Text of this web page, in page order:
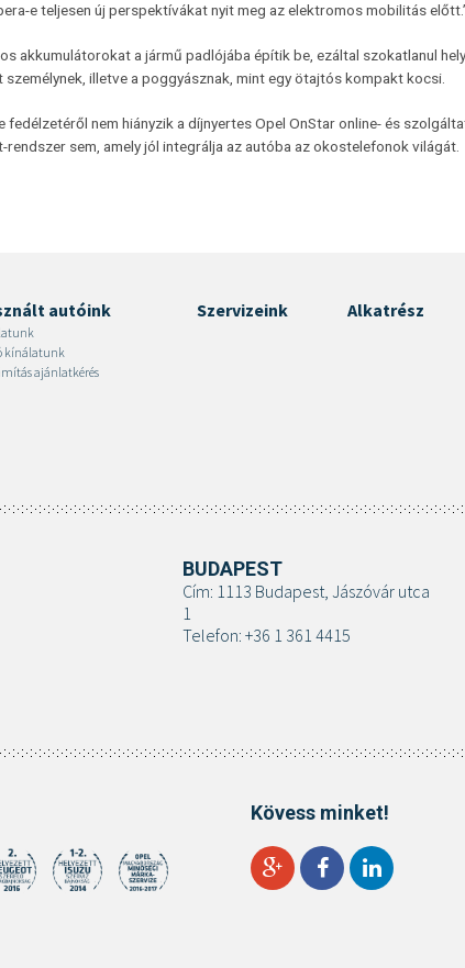
e teljesen új perspektívákat nyit meg az elektromos mobilitás
akkumulátorokat a jármű padlójába építik be, ezáltal szokatlanul
személynek, illetve a poggyásznak, mint egy ötajtós kompakt kocsi.
fedélzetéről nem hiányzik a díjnyertes Opel OnStar online- és
rendszer sem, amely jól integrálja az autóba az okostelefonok világát.
autóink
kínálatunk
ajánlatkérés
Szervizeink Alkatrész
BUDAPEST
Cím: 1113 Budapest, Jászóvár utca
1
Telefon: +36 1 361 4415
Kövess minket!